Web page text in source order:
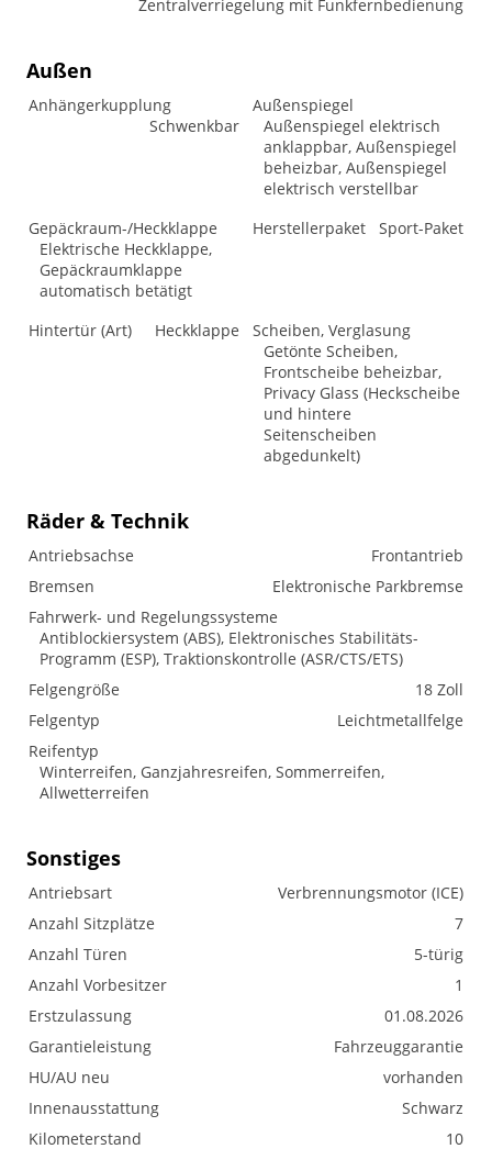
Zentralverriegelung mit Funkfernbedienung
Außen
Anhängerkupplung
Schwenkbar
Außenspiegel
Außenspiegel elektrisch
anklappbar, Außenspiegel
beheizbar, Außenspiegel
elektrisch verstellbar
Gepäckraum-/Heckklappe
Elektrische Heckklappe,
Gepäckraumklappe
automatisch betätigt
Herstellerpaket Sport-Paket
Hintertür (Art) Heckklappe
Scheiben, Verglasung
Getönte Scheiben,
Frontscheibe beheizbar,
Privacy Glass (Heckscheibe
und hintere
Seitenscheiben
abgedunkelt)
Räder & Technik
Antriebsachse
Frontantrieb
Bremsen
Elektronische Parkbremse
Fahrwerk- und Regelungssysteme
Antiblockiersystem (ABS), Elektronisches Stabilitäts-
Programm (ESP), Traktionskontrolle (ASR/CTS/ETS)
Felgengröße
18 Zoll
Felgentyp
Leichtmetallfelge
Reifentyp
Winterreifen, Ganzjahresreifen, Sommerreifen,
Allwetterreifen
Sonstiges
Antriebsart
Verbrennungsmotor (ICE)
Anzahl Sitzplätze
7
Anzahl Türen
5-türig
Anzahl Vorbesitzer
1
Erstzulassung
01.08.2026
Garantieleistung
Fahrzeuggarantie
HU/AU neu
vorhanden
Innenausstattung
Schwarz
Kilometerstand
10